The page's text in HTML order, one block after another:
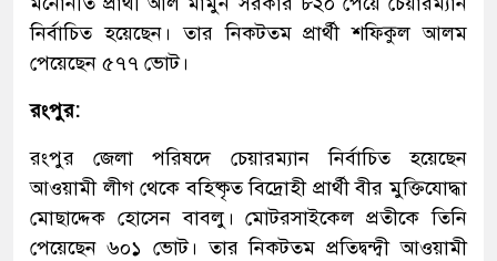
নির্বাচিত হয়েছেন। তার নিকটতম প্রার্থী শফিকুল আলম
পেয়েছেন ৫৭৭ ভোট।
রংপুর:
রংপুর জেলা পরিষদে চেয়ারম্যান নির্বাচিত হয়েছেন
আওয়ামী লীগ থেকে বহিষ্কৃত বিদ্রোহী প্রার্থী বীর মুক্তিযোদ্ধা
মোছাদ্দেক হোসেন বাবলু। মোটরসাইকেল প্রতীকে তিনি
পেয়েছেন ৬০১ ভোট। তার নিকটতম প্রতিদ্বন্দ্বী আওয়ামী